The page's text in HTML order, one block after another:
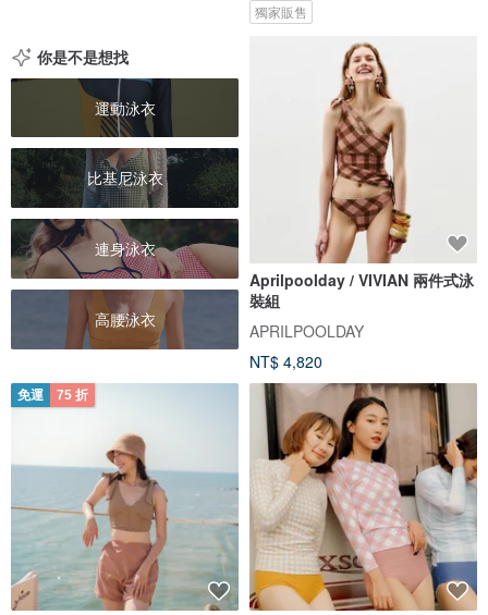
獨家販售
你是不是想找
運動泳衣
比基尼泳衣
連身泳衣
高腰泳衣
Aprilpoolday / VIVIAN 兩件式泳
裝組
APRILPOOLDAY
NT$ 4,820
免運 75 折